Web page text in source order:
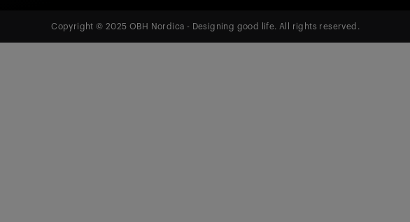
Copyright © 2025 OBH Nordica - Designing good life. All rights reserved.